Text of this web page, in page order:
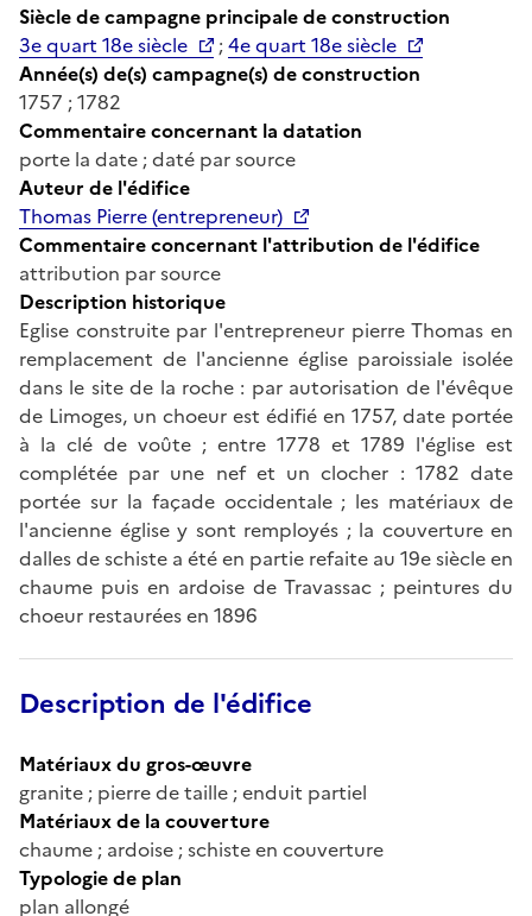
Siècle de campagne principale de construction
3e quart 18e siècle
;4e quart 18e siècle
Année(s) de(s) campagne(s) de construction
1757 ; 1782
Commentaire concernant la datation
porte la date ; daté par source
Auteur de l'édifice
Thomas Pierre (entrepreneur)
Commentaire concernant l'attribution de l'édifice
attribution par source
Description historique
Eglise construite par l'entrepreneur pierre Thomas en
remplacement de l'ancienne église paroissiale isolée
dans le site de la roche : par autorisation de l'évêque
de Limoges, un choeur est édifié en 1757, date portée
à la clé de voûte ; entre 1778 et 1789 l'église est
complétée par une nef et un clocher : 1782 date
portée sur la façade occidentale ; les matériaux de
l'ancienne église y sont remployés ; la couverture en
dalles de schiste a été en partie refaite au 19e siècle en
chaume puis en ardoise de Travassac ; peintures du
choeur restaurées en 1896
Description de l'édifice
Matériaux du gros-œuvre
granite ; pierre de taille ; enduit partiel
Matériaux de la couverture
chaume ; ardoise ; schiste en couverture
Typologie de plan
plan allongé